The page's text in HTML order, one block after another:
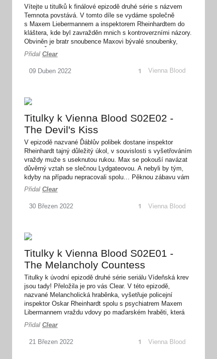
09 Duben 2022
Vítejte u titulků k finálové epizodě druhé série s názvem
Temnota povstává. V tomto díle se vydáme společně
s Maxem Liebermannem a inspektorem Rheinhardtem do
kláštera, kde byl zavražděn mnich s kontroverzními názory.
Obviněn je bratr snoubence Maxovi bývalé snoubenky,
zarytý Žid Izák Korngold, který proti němu veřejně vystoupil
na přednášce pořádané dějepiseckou společností.
Příjemnou podívanou vám přejí Clear a GaRaN_ a
Přidal Clear
1 Vienna Blood
30 Březen 2022
Titulky k Vienna Blood S02E02 -
The Devil's Kiss
V epizodě nazvané Ďáblův polibek dostane inspektor
Rheinhardt tajný důležitý úkol, v souvislosti s vyšetřováním
vraždy muže s useknutou rukou. Max se pokouší navázat
důvěrný vztah se slečnou Lydgateovou. A nebyli by tým,
kdyby na případu nepracovali spolu… Pěknou zábavu vám
přejí Clear a GaRaN, děkuji za spolupráci. :-)
Přidal Clear
1 Vienna Blood
21 Březen 2022
Titulky k Vienna Blood S02E01 -
The Melancholy Countess
Titulky k úvodní epizodě druhé série seriálu Vídeňská krev
jsou tady! Přeložila je pro vás Clear. V této epizodě,
nazvané Melancholická hraběnka, vyšetřuje policejní
inspektor Oskar Rheinhardt spolu s psychiatrem Maxem
Libermannem vraždu vdovy po maďarském hraběti, která
se zdržovala v hotelu Imperial a zemřela za podivných
okolností… Pěknou zábavu přeji! :-)
Přidal Clear
1 Vienna Blood